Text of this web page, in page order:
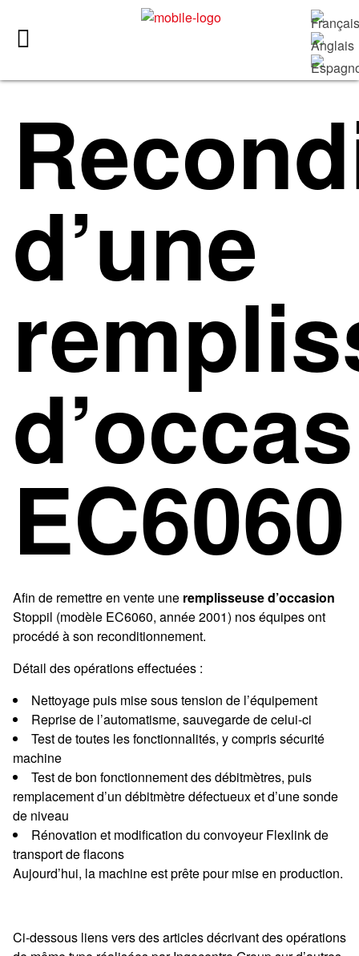
d’une
EC6060
Afin de remettre en vente une remplisseuse d’occasion
Stoppil (modèle EC6060, année 2001) nos équipes ont
procédé à son reconditionnement.
Détail des opérations effectuées :
Nettoyage puis mise sous tension de l’équipement
Reprise de l’automatisme, sauvegarde de celui-ci
Test de toutes les fonctionnalités, y compris sécurité
machine
Test de bon fonctionnement des débitmètres, puis
remplacement d’un débitmètre défectueux et d’une sonde
de niveau
Rénovation et modification du convoyeur Flexlink de
transport de flacons
Aujourd’hui, la machine est prête pour mise en production.
Ci-dessous liens vers des articles décrivant des opérations